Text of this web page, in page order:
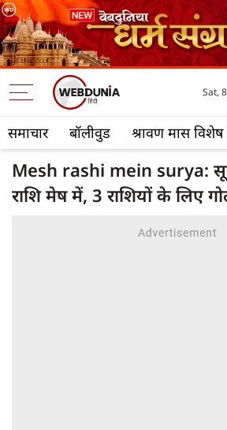
समाचार बॉलीवुड श्रावण मास विशेष
Sat,
Mesh rashi mein surya:
राशि मेष में, 3 राशियों के लिए